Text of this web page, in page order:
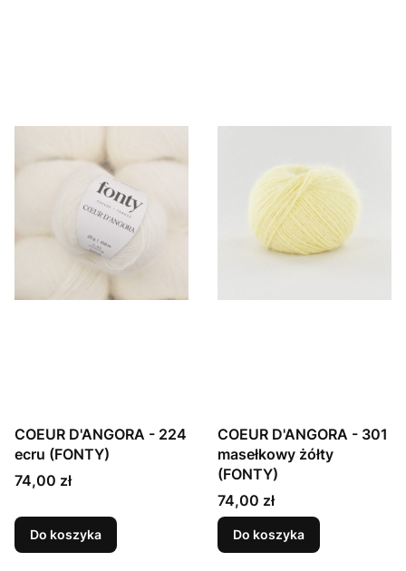
COEUR D'ANGORA - 224
ecru (FONTY)
Cena
74,00 zł
Do koszyka
COEUR D'ANGORA - 301
masełkowy żółty
(FONTY)
Cena
74,00 zł
Do koszyka